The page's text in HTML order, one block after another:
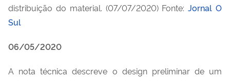
distribuição do material. (07/07/2020) Fonte:Jornal O
Sul
06/05/2020
A nota técnica descreve o design preliminar de um